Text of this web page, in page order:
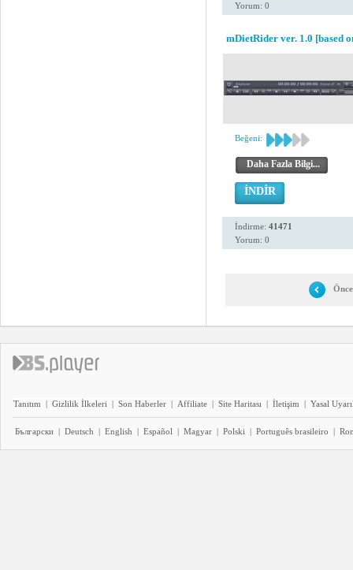
Yorum: 0
mDietRider ver. 1.0 [based
Beğeni:
Daha Fazla Bilgi...
İNDİR
İndirme: 41471
Yorum: 0
Tanıtım | Gizlilik İlkeleri | Son Haberler | Affiliate | Site Haritası | İletişim | Yasal
Български | Deutsch | English | Español | Magyar | Polski | Português brasileiro |